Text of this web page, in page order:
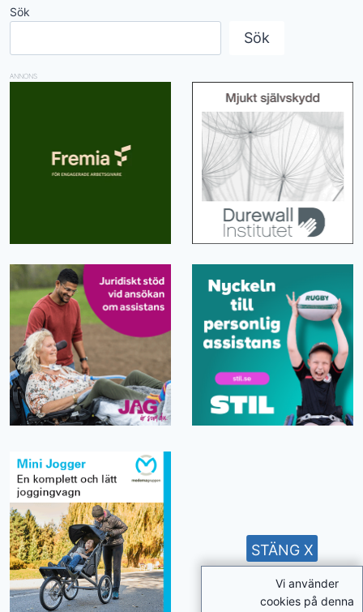
Sök
Sök
ANNONS
Vi använder
cookies på denna
STÄNG X